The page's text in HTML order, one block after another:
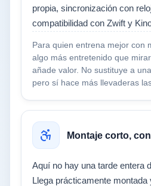
propia, sincronización con
compatibilidad con Zwift y
Para quien entrena mejor con
algo más entretenido que
añade valor. No sustituye a
pero sí hace más llevaderas
Montaje corto,
Aquí no hay una tarde entera
Llega prácticamente